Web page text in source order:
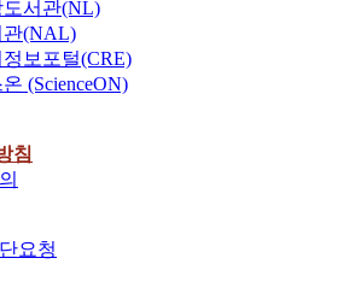
서관(NL)
관(NAL)
보포털(CRE)
(ScienceON)
침
요청